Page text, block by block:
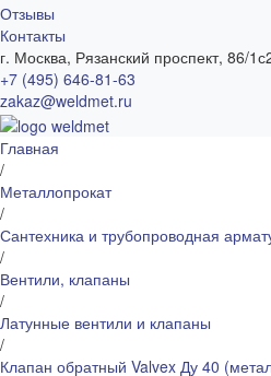
Отзывы
Контакты
г. Москва, Рязанский проспект, 86/
+7 (495) 646-81-63
zakaz@weldmet.ru
Главная
/
Металлопрокат
/
Сантехника и трубопроводная
/
Вентили, клапаны
/
Латунные вентили и клапаны
/
Клапан обратный Valvex Ду 40